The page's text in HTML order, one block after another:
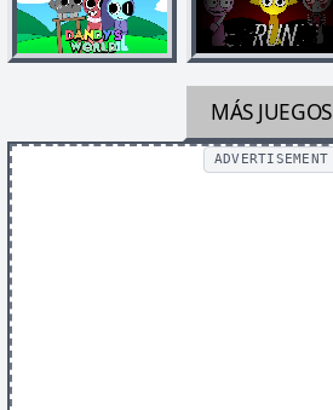
MÁS JUEGOS
ADVERTISEMENT